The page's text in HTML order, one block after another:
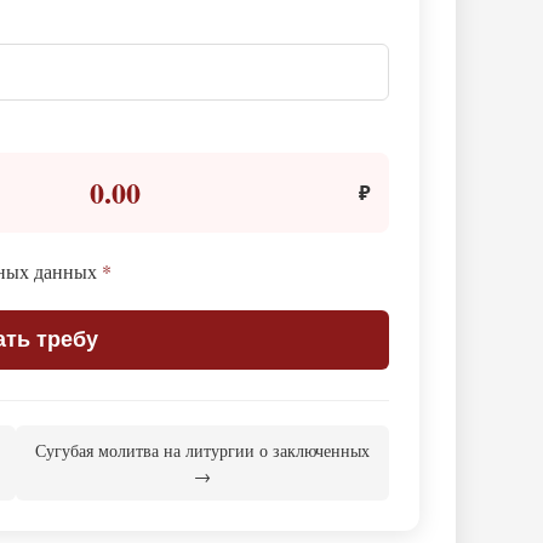
0.00 ₽
данных *
требу
Сугубая молитва на литургии о заключенных
→